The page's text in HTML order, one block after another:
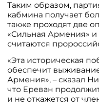
Таким образом,
кабмина получает
также проходят две
«Сильная Армения»
считаются
«Эта историческая
обеспечит
Армения», – сказал
что Ереван
и не откажется от